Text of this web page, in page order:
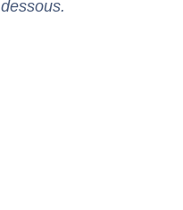
dessous.